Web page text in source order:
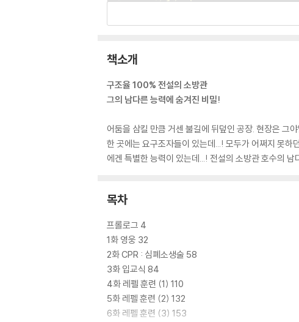
책소개
구조율 100% 전설의 소방관
그의 남다른 능력에 숨겨진 비밀!
어둠을 삼킬 만큼 거센 불길에 뒤덮인 공장. 현장은 그
한 곳에는 요구조자들이 있는데...! 모두가 어쩌지 못
에겐 특별한 능력이 있는데...! 전설의 소방관 호수의
목차
프롤로그 4
1화 영웅 32
2화 CPR : 심폐소생술 58
3화 입교식 84
4화 레펠 훈련 (1) 110
5화 레펠 훈련 (2) 132
6화 레펠 훈련 (3) 153